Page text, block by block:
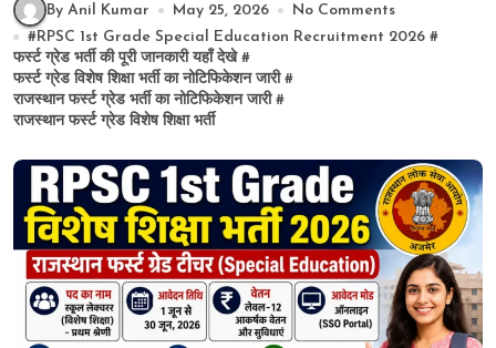
By Anil Kumar May 25, 2026
No Comments
#RPSC 1st Grade Special Education Recruitment 2026 #
फर्स्ट ग्रेड भर्ती की पूरी जानकारी यहाँ देखे #
फर्स्ट ग्रेड विशेष शिक्षा भर्ती का नोटिफिकेशन जारी #
राजस्थान फर्स्ट ग्रेड भर्ती का नोटिफिकेशन जारी #
राजस्थान फर्स्ट ग्रेड विशेष शिक्षा भर्ती